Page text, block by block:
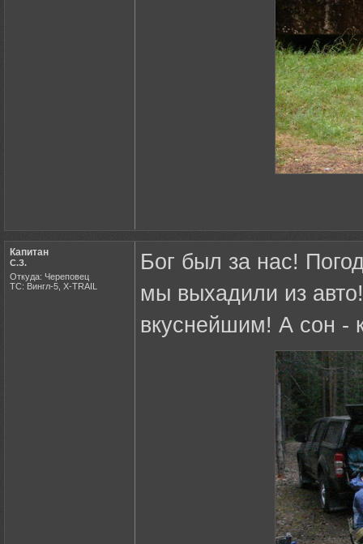
Капитан
С.З.
Откуда: Череповец
ТС: Вингл-5, X-TRAIL
Бог был за нас!
мы выхадили из
вкуснейшим! А сон -